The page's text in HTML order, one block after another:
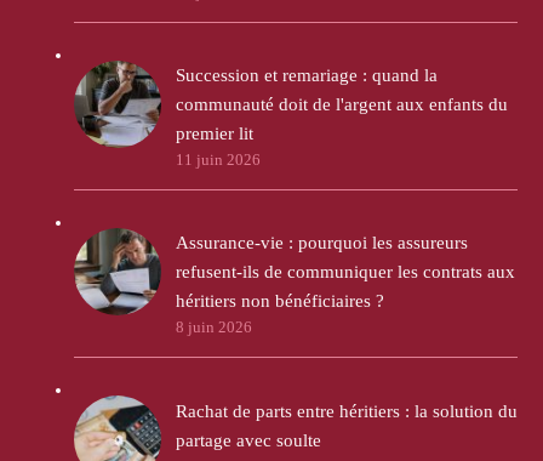
Succession et remariage : quand la
communauté doit de l'argent aux enfants du
premier lit
11 juin 2026
Assurance-vie : pourquoi les assureurs
refusent-ils de communiquer les contrats aux
héritiers non bénéficiaires ?
8 juin 2026
Rachat de parts entre héritiers : la solution du
partage avec soulte